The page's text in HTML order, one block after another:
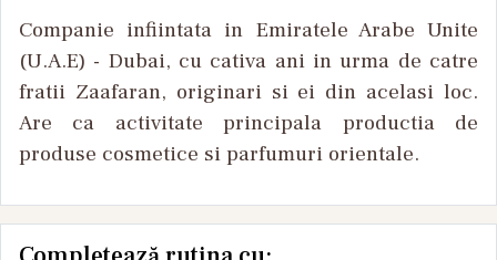
Companie infiintata in Emiratele Arabe Unite
(U.A.E) - Dubai, cu cativa ani in urma de catre
fratii Zaafaran, originari si ei din acelasi loc.
Are ca activitate principala productia de
produse cosmetice si parfumuri orientale.